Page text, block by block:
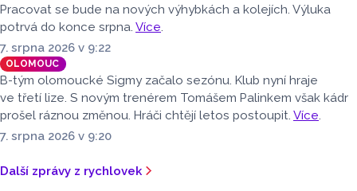
Pracovat se bude na nových výhybkách a kolejích. Výluka
potrvá do konce srpna. Více
7. srpna 2026 v 9:22
OLOMOUC
B-tým olomoucké Sigmy začalo sezónu. Klub nyní hraje
ve třetí lize. S novým trenérem Tomášem Palinkem však kádr
prošel ráznou změnou. Hráči chtějí letos postoupit. Více.
7. srpna 2026 v 9:20
Další zprávy z rychlovek